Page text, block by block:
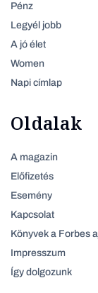
Pénz
Legyél jobb
A jó élet
Women
Napi címlap
Oldalak
A magazin
Előfizetés
Esemény
Kapcsolat
Könyvek a Forbes
Impresszum
Így dolgozunk